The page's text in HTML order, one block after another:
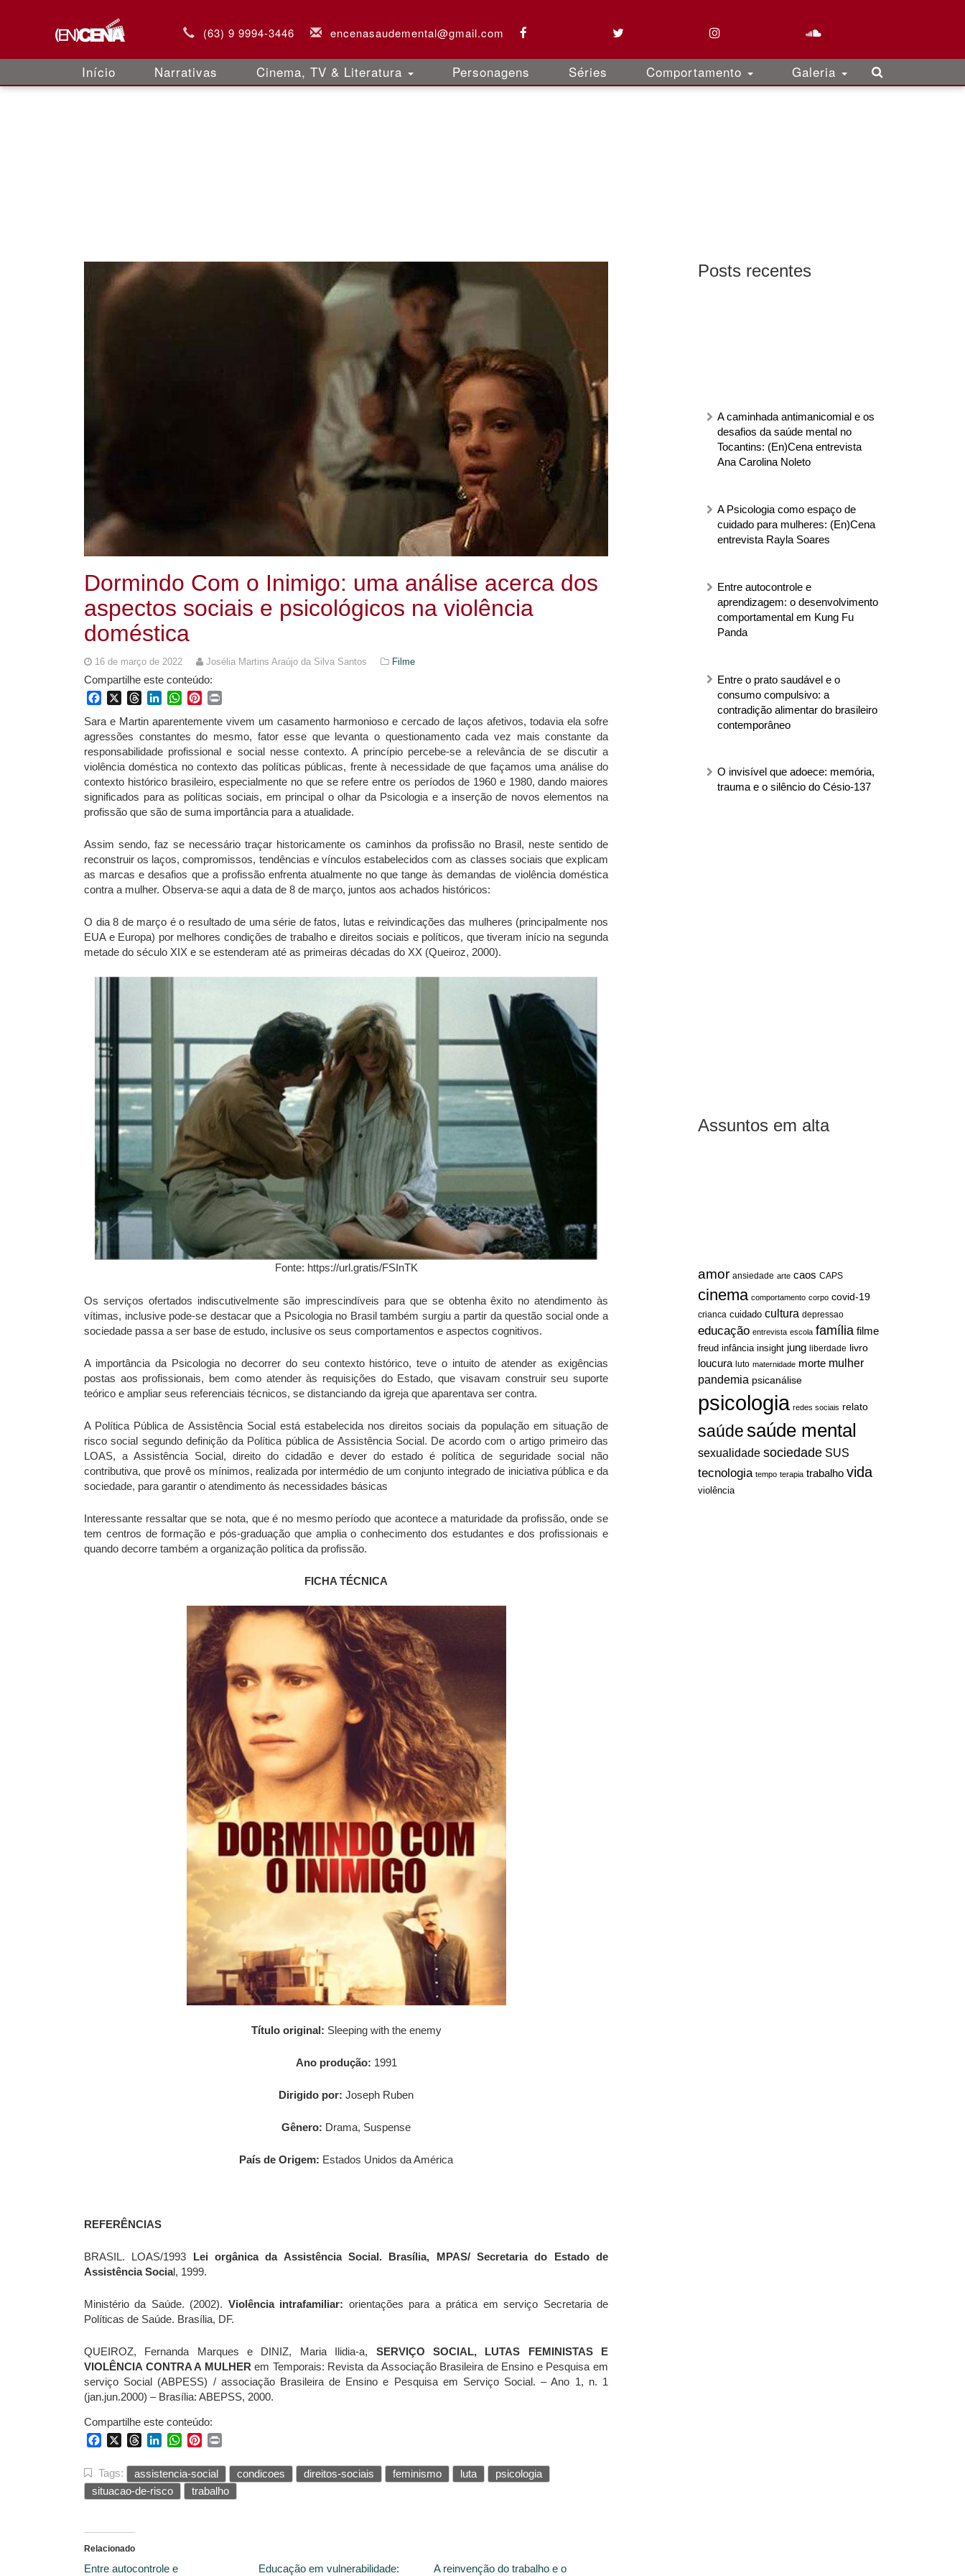
(63) 9 9994-3446 encenasaudemental@gmail.com
Início Narrativas Cinema, TV & Literatura Personagens Séries Comportamento Galeria
Posts recentes
A caminhada antimanicomial e os
desafios da saúde mental no
Tocantins: (En)Cena entrevista
Ana Carolina Noleto
A Psicologia como espaço de
cuidado para mulheres: (En)Cena
entrevista Rayla Soares
Entre autocontrole e
aprendizagem: o desenvolvimento
comportamental em Kung Fu
Panda
Entre o prato saudável e o
consumo compulsivo: a
contradição alimentar do brasileiro
contemporâneo
O invisível que adoece: memória,
trauma e o silêncio do Césio-137
Assuntos em alta
amor ansiedade arte caos CAPS
cinema comportamento corpo covid-19
crianca cuidado cultura depressao
educação entrevista escola família filme
freud infância insight jung liberdade livro
loucura luto maternidade morte mulher
pandemia psicanálise
psicologia redes sociais relato
saúdesaúde mental
sexualidade sociedade SUS
tecnologia tempo terapia trabalho vida
violência
Dormindo Com o Inimigo: uma análise acerca dos
aspectos sociais e psicológicos na violência
doméstica
16 de março de 2022 Josélia Martins Araújo da Silva Santos Filme
Compartilhe este conteúdo:
FacebookThreadsLinkedInWhatsApp
Pinterest
Sara e Martin aparentemente vivem um casamento harmonioso e cercado de laços afetivos, todavia ela sofre
agressões constantes do mesmo, fator esse que levanta o questionamento cada vez mais constante da
responsabilidade profissional e social nesse contexto. A princípio percebe-se a relevância de se discutir a
violência doméstica no contexto das políticas públicas, frente à necessidade de que façamos uma análise do
contexto histórico brasileiro, especialmente no que se refere entre os períodos de 1960 e 1980, dando maiores
significados para as políticas sociais, em principal o olhar da Psicologia e a inserção de novos elementos na
profissão que são de suma importância para a atualidade.
Assim sendo, faz se necessário traçar historicamente os caminhos da profissão no Brasil, neste sentido de
reconstruir os laços, compromissos, tendências e vínculos estabelecidos com as classes sociais que explicam
as marcas e desafios que a profissão enfrenta atualmente no que tange às demandas de violência doméstica
contra a mulher. Observa-se aqui a data de 8 de março, juntos aos achados históricos:
O dia 8 de março é o resultado de uma série de fatos, lutas e reivindicações das mulheres (principalmente nos
EUA e Europa) por melhores condições de trabalho e direitos sociais e políticos, que tiveram início na segunda
metade do século XIX e se estenderam até as primeiras décadas do XX (Queiroz, 2000).
Fonte: https://url.gratis/FSInTK
Os serviços ofertados indiscutivelmente são imprescindíveis para que se obtenha êxito no atendimento às
vítimas, inclusive pode-se destacar que a Psicologia no Brasil também surgiu a partir da questão social onde a
sociedade passa a ser base de estudo, inclusive os seus comportamentos e aspectos cognitivos.
A importância da Psicologia no decorrer do seu contexto histórico, teve o intuito de atender as exigências
postas aos profissionais, bem como atender às requisições do Estado, que visavam construir seu suporte
teórico e ampliar seus referenciais técnicos, se distanciando da igreja que aparentava ser contra.
A Política Pública de Assistência Social está estabelecida nos direitos sociais da população em situação de
risco social segundo definição da Política pública de Assistência Social. De acordo com o artigo primeiro das
LOAS, a Assistência Social, direito do cidadão e dever do estado é política de seguridade social não
contributiva, que provê os mínimos, realizada por intermédio de um conjunto integrado de iniciativa pública e da
sociedade, para garantir o atendimento ás necessidades básicas
Interessante ressaltar que se nota, que é no mesmo período que acontece a maturidade da profissão, onde se
tem centros de formação e pós-graduação que amplia o conhecimento dos estudantes e dos profissionais e
quando decorre também a organização política da profissão.
FICHA TÉCNICA
Título original: Sleeping with the enemy
Ano produção: 1991
Dirigido por: Joseph Ruben
Gênero: Drama, Suspense
País de Origem: Estados Unidos da América
REFERÊNCIAS
BRASIL. LOAS/1993 Lei orgânica da Assistência Social. Brasília, MPAS/ Secretaria do Estado de
Assistência Social, 1999.
Ministério da Saúde. (2002). Violência intrafamiliar: orientações para a prática em serviço Secretaria de
Políticas de Saúde. Brasília, DF.
QUEIROZ, Fernanda Marques e DINIZ, Maria Ilidia-a, SERVIÇO SOCIAL, LUTAS FEMINISTAS E
VIOLÊNCIA CONTRA A MULHER em Temporais: Revista da Associação Brasileira de Ensino e Pesquisa em
serviço Social (ABPESS) / associação Brasileira de Ensino e Pesquisa em Serviço Social. – Ano 1, n. 1
(jan.jun.2000) – Brasília: ABEPSS, 2000.
Compartilhe este conteúdo:
FacebookThreadsLinkedInWhatsApp
Pinterest
Tags: assistencia-social condicoes direitos-sociais feminismo luta
psicologia
situacao-de-risco
trabalho
Relacionado
Entre autocontrole e Educação em vulnerabilidade: A reinvenção do trabalho e o